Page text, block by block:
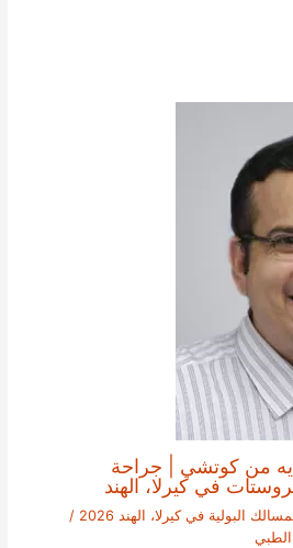
من كوتشي | جراحة
في كيرلا، الهند
البولية في كيرلا، الهند 2026
/